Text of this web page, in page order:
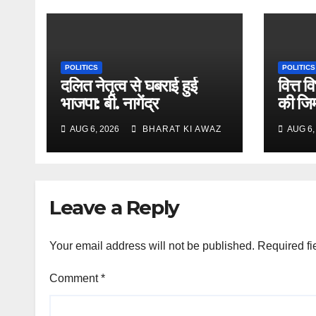
POLITICS
दलित नेतृत्व से घबराई हुई
भाजपा: बी. नागेंद्र
AUG 6, 2026 BHARAT KI AWAZ
POLITICS
वित्त
की
AUG
Leave a Reply
Your email address will not be published. Required
Comment*